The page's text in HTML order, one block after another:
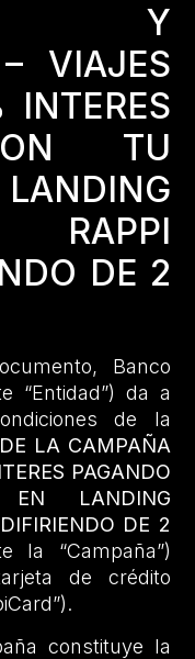
Y
VIAJES
INTERES
TU
RAPPI
DE 2
Banco
“Entidad”) da a
de la
LA CAMPAÑA
PAGANDO
LANDING
DE 2
la “Campaña”)
de crédito
constituye la